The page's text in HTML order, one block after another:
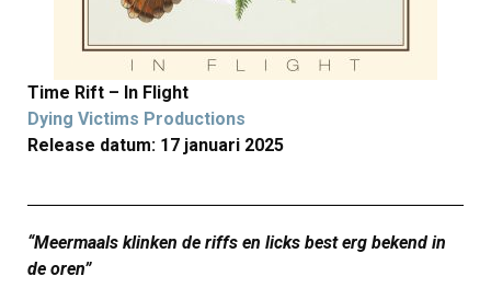
Time Rift – In Flight
Dying Victims Productions
Release datum: 17 januari 2025
“Meermaals klinken de riffs en licks best erg bekend in
de oren”